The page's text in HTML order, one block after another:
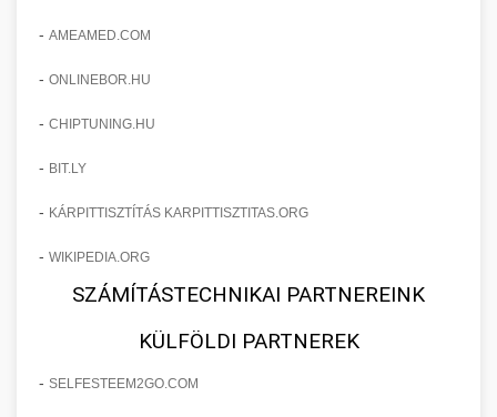
- AMEAMED.COM
- ONLINEBOR.HU
- CHIPTUNING.HU
- BIT.LY
- KÁRPITTISZTÍTÁS KARPITTISZTITAS.ORG
- WIKIPEDIA.ORG
SZÁMÍTÁSTECHNIKAI PARTNEREINK
KÜLFÖLDI PARTNEREK
- SELFESTEEM2GO.COM